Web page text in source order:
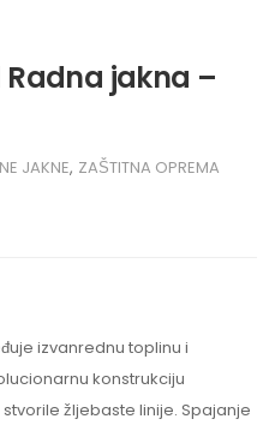
jakna –
JAKNE, ZAŠTITNA OPREMA
izvanrednu toplinu i
konstrukciju
žljebaste linije. Spajanje